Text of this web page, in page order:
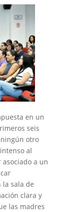
en un
seis
otro
al
a un
sala de
clara y
las madres